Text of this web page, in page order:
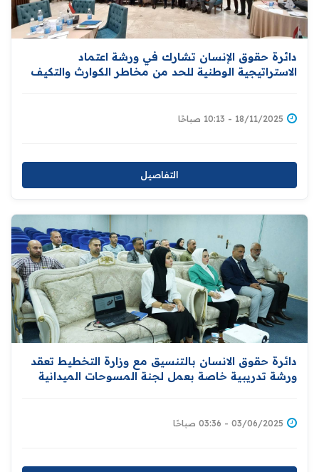
دائرة حقوق الإنسان تشارك في ورشة اعتماد
الاستراتيجية الوطنية للحد من مخاطر الكوارث والتكيف
18/11/2025 - 10:13 صباحًا
التفاصيل
دائرة حقوق الانسان بالتنسيق مع وزارة التخطيط تعقد
ورشة تدريبية خاصة بعمل لجنة المسوحات الميدانية
03/06/2025 - 03:36 صباحًا